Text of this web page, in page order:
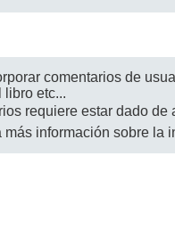
comentarios de
libro etc...
requiere estar dado de
más información sobre la